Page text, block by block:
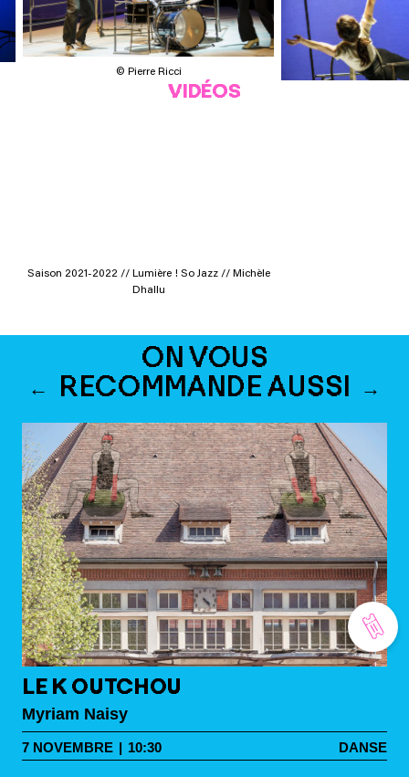
© Pierre Ricci
VIDÉOS
Saison 2021-2022 // Lumière ! So Jazz // Michèle
Dhallu
ON VOUS
RECOMMANDE AUSSI
LE K OUTCHOU
Myriam Naisy
7 NOVEMBRE | 10:30 DANSE